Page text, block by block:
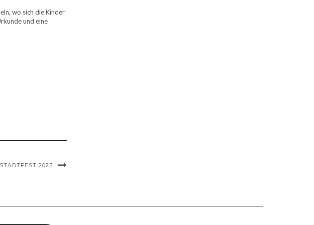
wo sich die Kinder
und eine
2023